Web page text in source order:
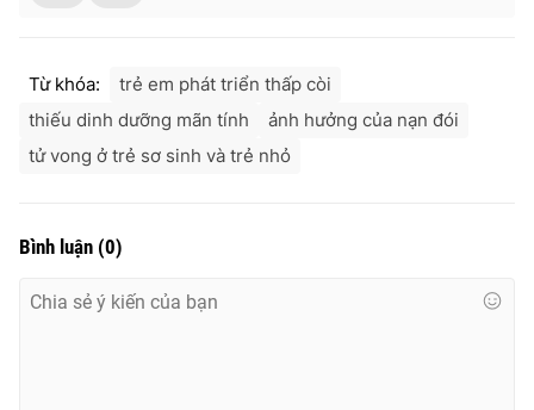
Từ khóa:
trẻ em phát triển thấp còi
thiếu dinh dưỡng mãn tính
ảnh hưởng của nạn đói
tử vong ở trẻ sơ sinh và trẻ nhỏ
Bình luận (0)